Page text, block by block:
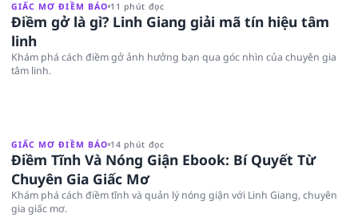
GIẤC MƠ ĐIỀM BÁO 11 phút đọc
Điềm gở là gì? Linh Giang giải mã tín hiệu tâm
linh
Khám phá cách điềm gở ảnh hưởng bạn qua góc nhìn của chuyên gia
tâm linh.
GIẤC MƠ ĐIỀM BÁO 14 phút đọc
Điềm Tĩnh Và Nóng Giận Ebook: Bí Quyết Từ
Chuyên Gia Giấc Mơ
Khám phá cách điềm tĩnh và quản lý nóng giận với Linh Giang, chuyên
gia giấc mơ.